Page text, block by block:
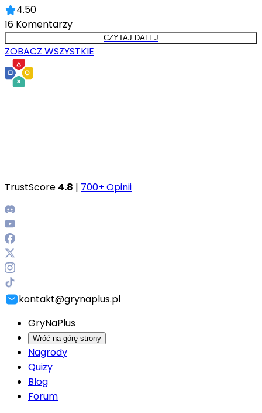
4.50
16 Komentarzy
CZYTAJ DALEJ
ZOBACZ WSZYSTKIE
TrustScore 4.8 | 700+ Opinii
kontakt@grynaplus.pl
GryNaPlus
Wróć na górę strony
Nagrody
Quizy
Blog
Forum